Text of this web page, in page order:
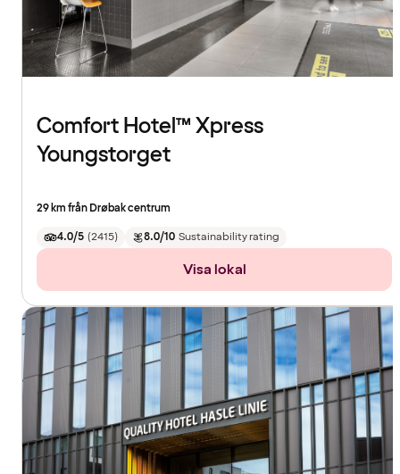
Comfort Hotel™ Xpress
Youngstorget
29 km från Drøbak centrum
4.0/5 (2415) 8.0/10 Sustainability rating
Visa lokal